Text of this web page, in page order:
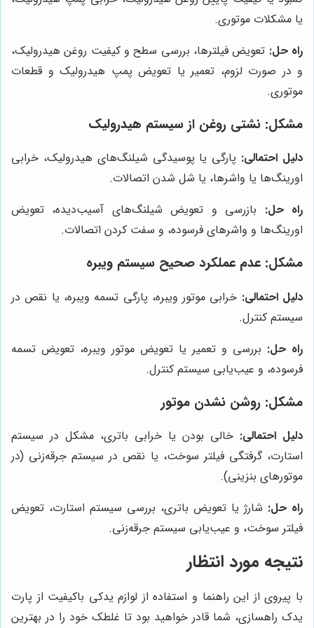
یا مشکلات موتوری.
راه حل: تعویض فیلترها، بررسی سطح و کیفیت روغن هیدرولیک،
و در صورت لزوم، تعمیر یا تعویض پمپ هیدرولیک و قطعات
موتوری.
مشکل: نشتی روغن از سیستم هیدرولیک
دلیل احتمالی: پارگی یا پوسیدگی شیلنگ‌های هیدرولیک، خرابی
اورینگ‌ها یا واشرها، یا شل شدن اتصالات.
راه حل: بازرسی و تعویض شیلنگ‌های آسیب‌دیده، تعویض
اورینگ‌ها و واشرهای فرسوده، و سفت کردن اتصالات.
مشکل: عدم عملکرد صحیح سیستم ویبره
دلیل احتمالی: خرابی موتور ویبره، پارگی تسمه ویبره، یا نقص در
سیستم کنترل.
راه حل: بررسی و تعمیر یا تعویض موتور ویبره، تعویض تسمه
فرسوده، و عیب‌یابی سیستم کنترل.
مشکل: روشن نشدن موتور
دلیل احتمالی: خالی بودن یا خرابی باتری، مشکل در سیستم
استارت، گرفتگی فیلتر سوخت، یا نقص در سیستم جرقه‌زنی (در
موتورهای بنزینی).
راه حل: شارژ یا تعویض باتری، بررسی سیستم استارت، تعویض
فیلتر سوخت، و عیب‌یابی سیستم جرقه‌زنی.
نتیجه مورد انتظار
با پیروی از این راهنما و استفاده از لوازم یدکی باکیفیت از پارت
یدک راهسازی، شما قادر خواهید بود تا غلطک خود را در بهترین